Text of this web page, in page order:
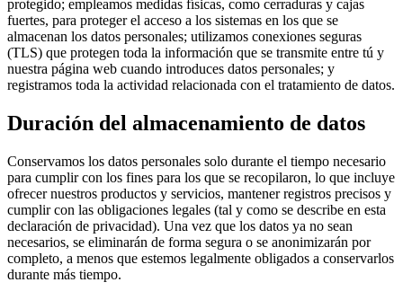
protegido; empleamos medidas físicas, como cerraduras y cajas
fuertes, para proteger el acceso a los sistemas en los que se
almacenan los datos personales; utilizamos conexiones seguras
(TLS) que protegen toda la información que se transmite entre tú y
nuestra página web cuando introduces datos personales; y
registramos toda la actividad relacionada con el tratamiento de datos.
Duración del almacenamiento de datos
Conservamos los datos personales solo durante el tiempo necesario
para cumplir con los fines para los que se recopilaron, lo que incluye
ofrecer nuestros productos y servicios, mantener registros precisos y
cumplir con las obligaciones legales (tal y como se describe en esta
declaración de privacidad). Una vez que los datos ya no sean
necesarios, se eliminarán de forma segura o se anonimizarán por
completo, a menos que estemos legalmente obligados a conservarlos
durante más tiempo.